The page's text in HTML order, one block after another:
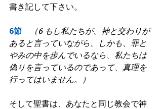
書き記して下さい。
6節 （6 もし私たちが、神と交わりが
あると言っていながら、しかも、罪と
やみの中を歩んでいるなら、私たちは
偽りを言っているのであって、真理を
行ってはいません。）
そして聖書は、あなたと同じ教会で神